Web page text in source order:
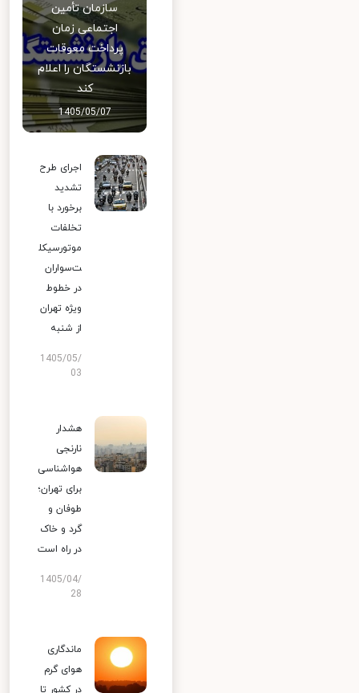
سازمان تأمین
اجتماعی زمان
پرداخت معوقات
بازنشستگان را اعلام
کند
1405/05/07
اجرای طرح
تشدید
برخورد با
تخلفات
موتورسیکل
ت‌سواران
در خطوط
ویژه تهران
از شنبه
1405/05/
03
هشدار
نارنجی
هواشناسی
برای تهران؛
طوفان و
گرد و خاک
در راه است
1405/04/
28
ماندگاری
هوای گرم
در کشور تا